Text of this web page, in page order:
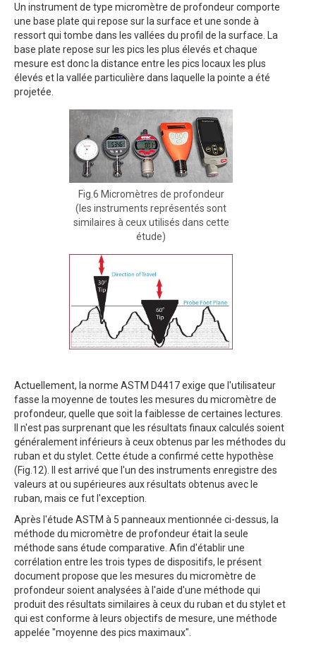
Un instrument de type micromètre de profondeur comporte
une base plate qui repose sur la surface et une sonde à
ressort qui tombe dans les vallées du profil de la surface. La
base plate repose sur les pics les plus élevés et chaque
mesure est donc la distance entre les pics locaux les plus
élevés et la vallée particulière dans laquelle la pointe a été
projetée.
Fig.6 Micromètres de profondeur
(les instruments représentés sont
similaires à ceux utilisés dans cette
étude)
Actuellement, la norme ASTM D4417 exige que l'utilisateur
fasse la moyenne de toutes les mesures du micromètre de
profondeur, quelle que soit la faiblesse de certaines lectures.
Il n'est pas surprenant que les résultats finaux calculés soient
généralement inférieurs à ceux obtenus par les méthodes du
ruban et du stylet. Cette étude a confirmé cette hypothèse
(Fig.12). Il est arrivé que l'un des instruments enregistre des
valeurs at ou supérieures aux résultats obtenus avec le
ruban, mais ce fut l'exception.
Après l'étude ASTM à 5 panneaux mentionnée ci-dessus, la
méthode du micromètre de profondeur était la seule
méthode sans étude comparative. Afin d'établir une
corrélation entre les trois types de dispositifs, le présent
document propose que les mesures du micromètre de
profondeur soient analysées à l'aide d'une méthode qui
produit des résultats similaires à ceux du ruban et du stylet et
qui est conforme à leurs objectifs de mesure, une méthode
appelée "moyenne des pics maximaux".